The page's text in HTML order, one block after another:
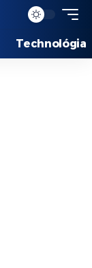
Technológia